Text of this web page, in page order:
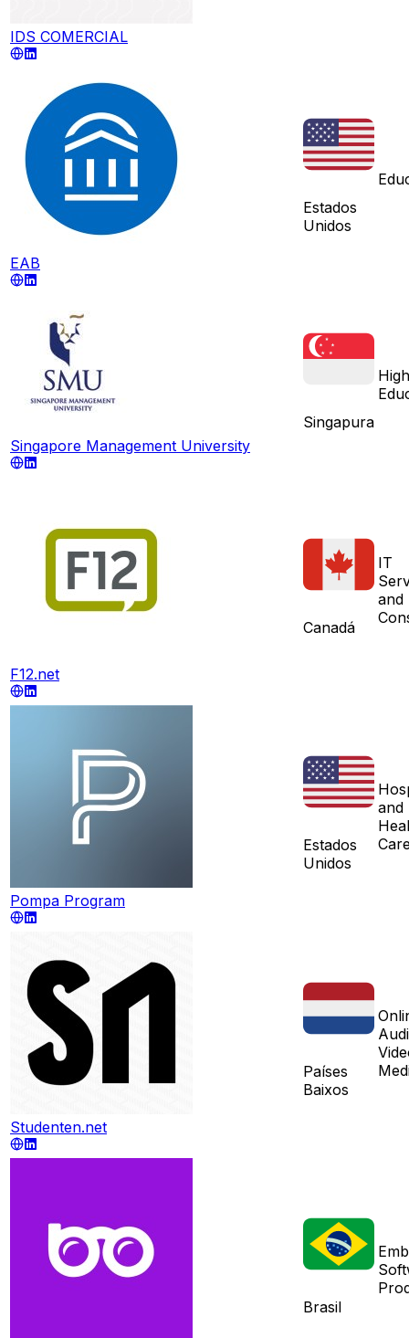
IDS COMERCIAL
EAB
Estados
Unidos
Singapore Management University
Singapura
F12.net
Canadá
IT
and
Pompa Program
Estados
Unidos
and
Studenten.net
Países
Baixos
Brasil